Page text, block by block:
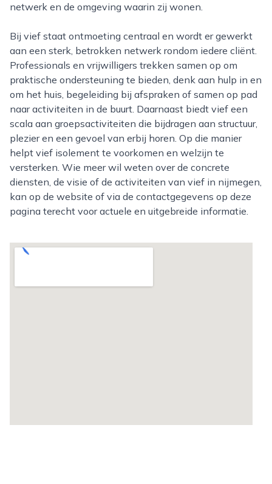
netwerk en de omgeving waarin zij wonen.
Bij vief staat ontmoeting centraal en wordt er gewerkt
aan een sterk, betrokken netwerk rondom iedere cliënt.
Professionals en vrijwilligers trekken samen op om
praktische ondersteuning te bieden, denk aan hulp in en
om het huis, begeleiding bij afspraken of samen op pad
naar activiteiten in de buurt. Daarnaast biedt vief een
scala aan groepsactiviteiten die bijdragen aan structuur,
plezier en een gevoel van erbij horen. Op die manier
helpt vief isolement te voorkomen en welzijn te
versterken. Wie meer wil weten over de concrete
diensten, de visie of de activiteiten van vief in nijmegen,
kan op de website of via de contactgegevens op deze
pagina terecht voor actuele en uitgebreide informatie.